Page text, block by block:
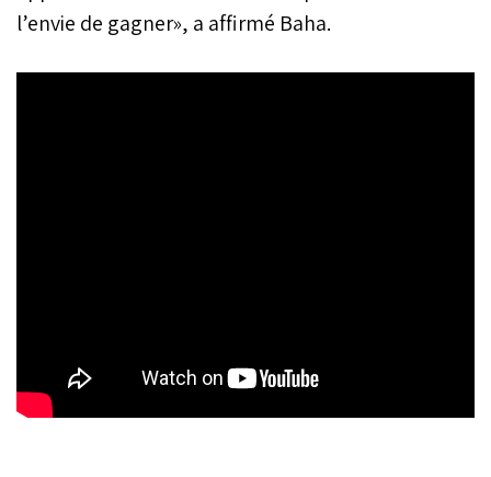
l’envie de gagner», a affirmé Baha.